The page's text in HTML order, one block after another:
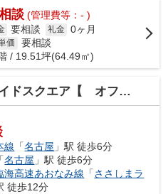
談 (管理費等：- )
要相談 礼金 0ヶ月
価
要相談
/ 19.51坪(64.49㎡)
エア【 オフィスおすすめ 】
線 「名古屋 」駅 徒歩6分
「名古屋 」駅 徒歩6分
海高速あおなみ線 「ささしまラ
徒歩12分